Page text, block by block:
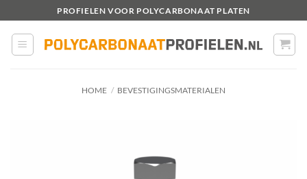
naar
inhoud
PROFIELEN VOOR POLYCARBONAAT PLATEN
HOME / BEVESTIGINGSMATERIALEN